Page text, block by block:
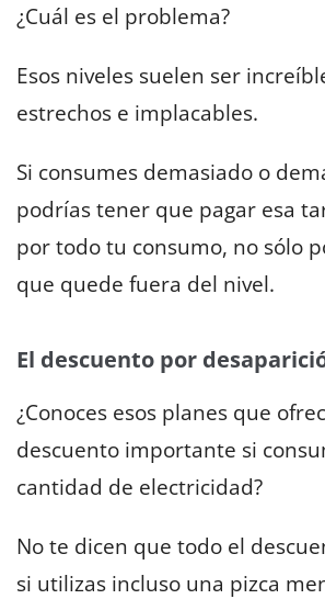
¿Cuál es el problema?
Esos niveles suelen ser
estrechos e implacables.
Si consumes demasiado o
podrías tener que pagar esa
por todo tu consumo, no sólo
que quede fuera del nivel.
El descuento por
¿Conoces esos planes que
descuento importante si
cantidad de electricidad?
No te dicen que todo el
si utilizas incluso una pizca